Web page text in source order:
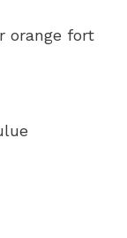
orange fort